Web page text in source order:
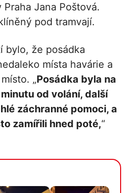
Jana Poštová.
pod tramvají.
bylo, že posádka
místa havárie a
„Posádka byla na
od volání, další
záchranné pomoci, a
zamířili hned poté,“